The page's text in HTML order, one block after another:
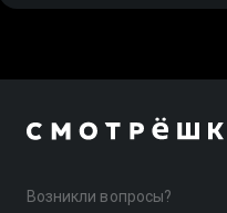
Возникли вопросы?